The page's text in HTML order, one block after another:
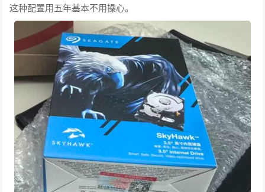
这种配置用五年基本不用操心。